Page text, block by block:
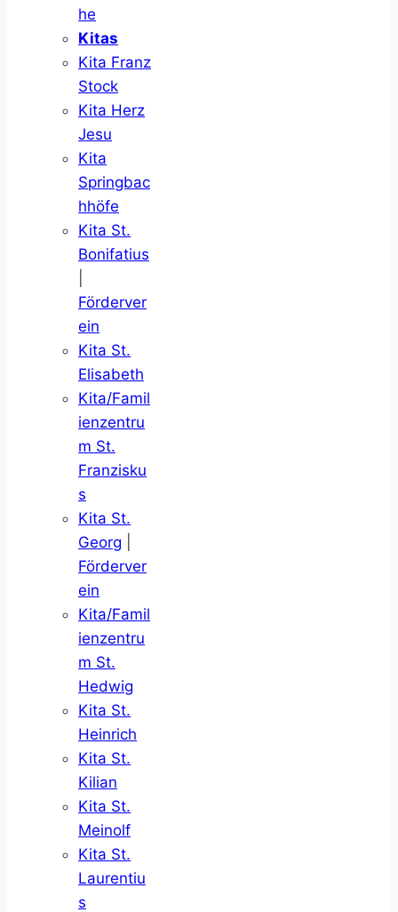
he
Kitas
Kita Franz
Stock
Kita Herz
Jesu
Kita
Springbac
hhöfe
Kita St.
Bonifatius
Förderver
ein
Kita St.
Elisabeth
Kita/Famil
ienzentru
m St.
Franzisku
s
Kita St.
Georg
Förderver
ein
Kita/Famil
ienzentru
m St.
Hedwig
Kita St.
Heinrich
Kita St.
Kilian
Kita St.
Meinolf
Kita St.
Laurentiu
s